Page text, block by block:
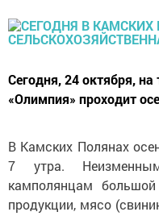
Сегодня, 24 октября,
«Олимпия» проходит
В Камских Полянах
7 утра.
камполянцам большой
продукции, мясо